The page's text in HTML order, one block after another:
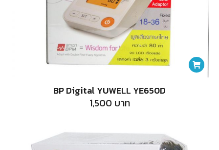
BP Digital YUWELL YE650D
1,500บาท